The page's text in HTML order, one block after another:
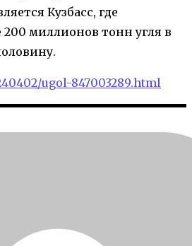
Кузбасс, где
миллионов тонн угля в
ugol-847003289.html